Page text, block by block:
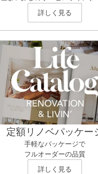
詳しく見る
定額リノベパッケー
手軽なパッケージで
フルオーダーの品質
詳しく見る